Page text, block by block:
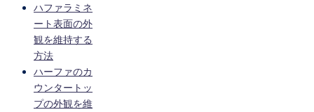
ハファラミネ
ート表面の外
観を維持する
方法
ハーファのカ
ウンタートッ
プの外観を維